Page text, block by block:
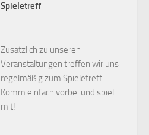
Spieletreff
Zusätzlich zu unseren
Veranstaltungen treffen wir uns
regelmäßig zum Spieletreff.
Komm einfach vorbei und spiel
mit!